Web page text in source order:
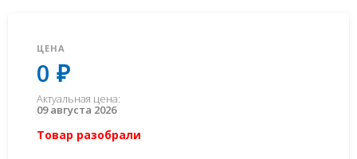
ЦЕНА
0 ₽
Актуальная цена:
09 августа 2026
Товар разобрали